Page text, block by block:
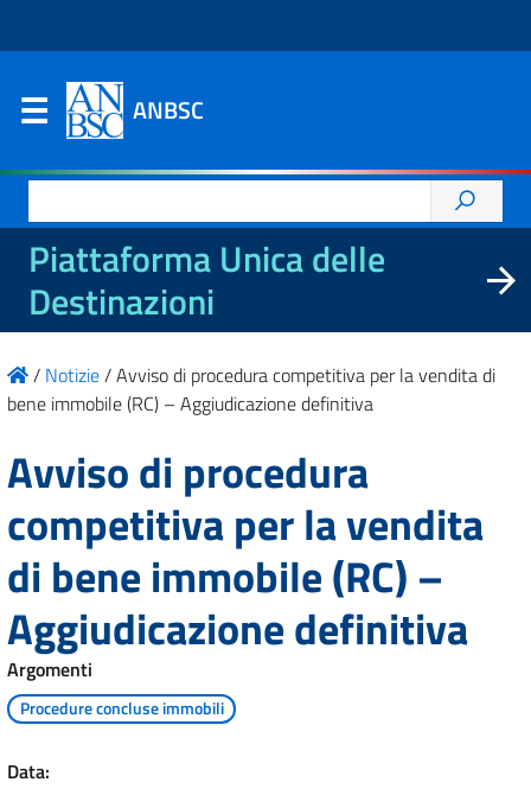
ANBSC
per:
Piattaforma Unica delle
Destinazioni
/ Notizie/Avviso di procedura competitiva per la vendita di
bene immobile (RC) – Aggiudicazione definitiva
Avviso di procedura
competitiva per la vendita
di bene immobile (RC) –
Aggiudicazione definitiva
Argomenti
Procedure concluse immobili
Data: